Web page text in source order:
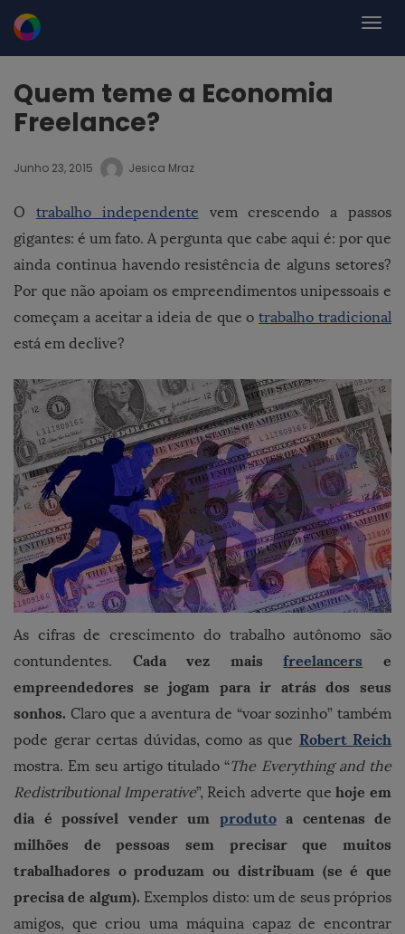
Quem teme a Economia
Freelance?
Junho 23, 2015 Jesica Mraz
O trabalho independente vem crescendo a passos
gigantes: é um fato. A pergunta que cabe aqui é: por que
ainda continua havendo resistência de alguns setores?
Por que não apoiam os empreendimentos unipessoais e
começam a aceitar a ideia de que otrabalho tradicional
está em declive?
As cifras de crescimento do trabalho autônomo são
contundentes. Cada vez maisfreelancers e
empreendedores se jogam para ir atrás dos seus
sonhos. Claro que a aventura de “voar sozinho” também
pode gerar certas dúvidas, como as que Robert Reich
mostra. Em seu artigo titulado “The Everything and the
Redistributional Imperative”, Reich adverte quehoje em
dia é possível vender um produtoa centenas de
milhões de pessoas sem precisar que muitos
trabalhadores o produzam ou distribuam (se é que
precisa de algum). Exemplos disto: um de seus próprios
amigos, que criou uma máquina capaz de encontrar